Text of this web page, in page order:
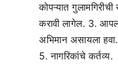
कोपऱ्यात
करावी लागेल. 3.
अभिमान असायला
5. नागरिकांचे कर्तव्य.